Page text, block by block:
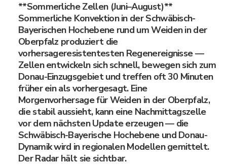
**Sommerliche Zellen (Juni–August)**
Sommerliche Konvektion in der Schwäbisch-
Bayerischen Hochebene rund um Weiden in der
Oberpfalz produziert die
vorhersageresistentesten Regenereignisse —
Zellen entwickeln sich schnell, bewegen sich zum
Donau-Einzugsgebiet und treffen oft 30 Minuten
früher ein als vorhergesagt. Eine
Morgenvorhersage für Weiden in der Oberpfalz,
die stabil aussieht, kann eine Nachmittagszelle
vor dem nächsten Update erzeugen — die
Schwäbisch-Bayerische Hochebene und Donau-
Dynamik wird in regionalen Modellen gemittelt.
Der Radar hält sie sichtbar.